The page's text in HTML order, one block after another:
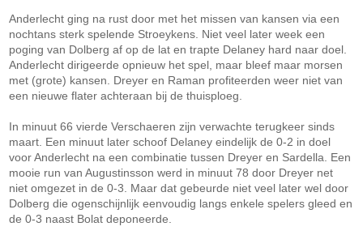
Anderlecht ging na rust door met het missen van kansen via een
nochtans sterk spelende Stroeykens. Niet veel later week een
poging van Dolberg af op de lat en trapte Delaney hard naar doel.
Anderlecht dirigeerde opnieuw het spel, maar bleef maar morsen
met (grote) kansen. Dreyer en Raman profiteerden weer niet van
een nieuwe flater achteraan bij de thuisploeg.
In minuut 66 vierde Verschaeren zijn verwachte terugkeer sinds
maart. Een minuut later schoof Delaney eindelijk de 0-2 in doel
voor Anderlecht na een combinatie tussen Dreyer en Sardella. Een
mooie run van Augustinsson werd in minuut 78 door Dreyer net
niet omgezet in de 0-3. Maar dat gebeurde niet veel later wel door
Dolberg die ogenschijnlijk eenvoudig langs enkele spelers gleed en
de 0-3 naast Bolat deponeerde.